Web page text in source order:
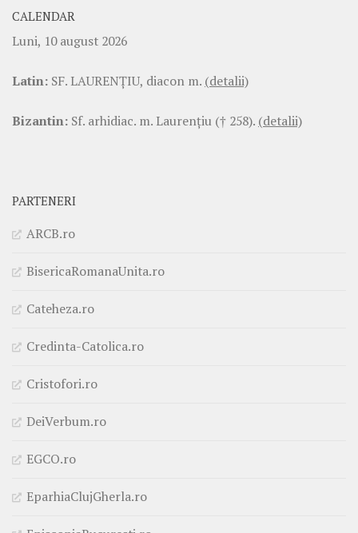
CALENDAR
Luni, 10 august 2026
Latin: SF. LAURENŢIU, diacon m. (detalii)
Bizantin: Sf. arhidiac. m. Laurenţiu († 258). (detalii)
PARTENERI
ARCB.ro
BisericaRomanaUnita.ro
Cateheza.ro
Credinta-Catolica.ro
Cristofori.ro
DeiVerbum.ro
EGCO.ro
EparhiaClujGherla.ro